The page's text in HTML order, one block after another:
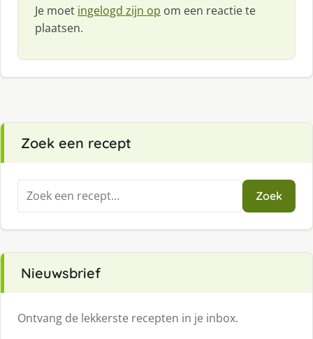
Je moet ingelogd zijn op om een reactie te
plaatsen.
Zoek een recept
Zoeken
naar:
Zoek
Nieuwsbrief
Ontvang de lekkerste recepten in je inbox.